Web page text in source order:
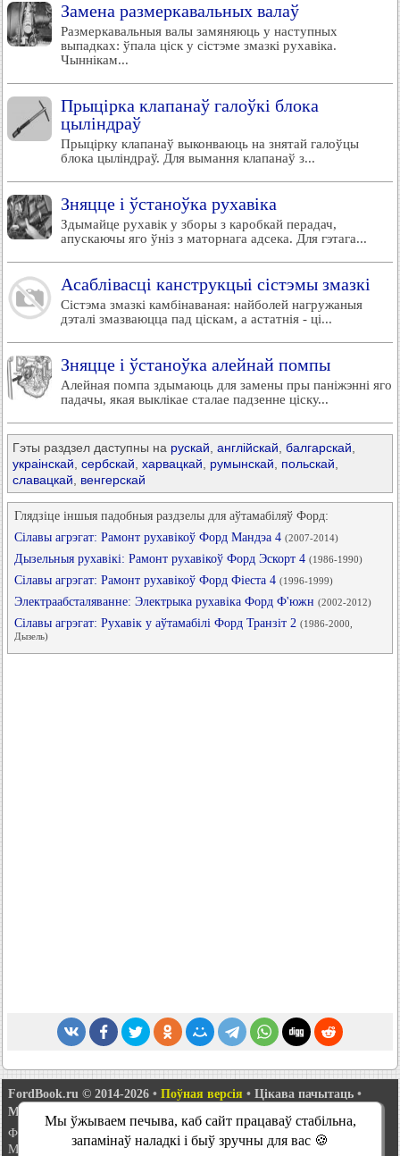
Замена размеркавальных валаў
Размеркавальныя валы замяняюць у наступных
выпадках: ўпала ціск у сістэме змазкі рухавіка.
Чыннікам...
Прыцірка клапанаў галоўкі блока
цыліндраў
Прыцірку клапанаў выконваюць на знятай галоўцы
блока цыліндраў. Для вымання клапанаў з...
Зняцце і ўстаноўка рухавіка
Здымайце рухавік у зборы з каробкай перадач,
апускаючы яго ўніз з маторнага адсека. Для гэтага...
Асаблівасці канструкцыі сістэмы змазкі
Сістэма змазкі камбінаваная: найболей нагружаныя
дэталі змазваюцца пад ціскам, а астатнія - ці...
Зняцце і ўстаноўка алейнай помпы
Алейная помпа здымаюць для замены пры паніжэнні яго
падачы, якая выклікае сталае падзенне ціску...
Гэты раздзел даступны на рускай англійскай балгарскай
украінскай сербскай харвацкай румынскай польскай
славацкай
венгерскай
Глядзіце іншыя падобныя раздзелы для аўтамабіляў Форд:
Сілавы агрэгат: Рамонт рухавікоў Форд Мандэа 4 (2007-2014)
Дызельныя рухавікі: Рамонт рухавікоў Форд Эскорт 4 (1986-1990)
Сілавы агрэгат: Рамонт рухавікоў Форд Фіеста 4 (1996-1999)
Электраабсталяванне: Электрыка рухавіка Форд Ф'южн (2002-2012)
Сілавы агрэгат: Рухавік у аўтамабілі Форд Транзіт 2 (1986-2000,
Дызель)
FordBook.ru © 2014-2026 • Поўная версія • Цікава пачытаць •
Мапа сайту
Фокус 1
Фокус Турнір 1 Фокус 2 • Мандэа 1 і 2
Мандэа 2
Мандэа 3• Мандэа 4 • Эскорт 3 •Эскорт 4•Эскорт 5
Мы ўжываем печыва, каб сайт працаваў стабільна,
запамінаў наладкі і быў зручны для вас 🍪